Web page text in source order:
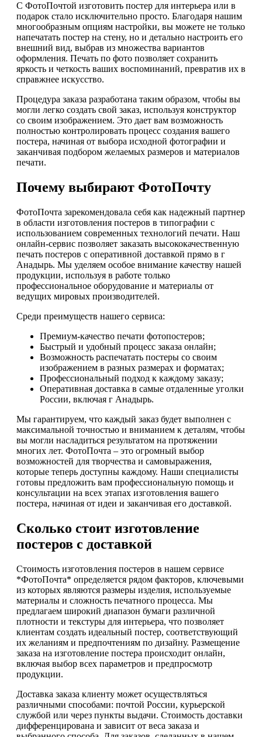
С ФотоПочтой изготовить постер для интерьера или в
подарок стало исключительно просто. Благодаря нашим
многообразным опциям настройки, вы можете не только
напечатать постер на стену, но и детально настроить его
внешний вид, выбрав из множества вариантов
оформления. Печать по фото позволяет сохранить
яркость и четкость ваших воспоминаний, превратив их в
справжнее искусство.
Процедура заказа разработана таким образом, чтобы вы
могли легко создать свой заказ, используя конструктор
со своим изображением. Это дает вам возможность
полностью контролировать процесс создания вашего
постера, начиная от выбора исходной фотографии и
заканчивая подбором желаемых размеров и материалов
печати.
Почему выбирают ФотоПочту
ФотоПочта зарекомендовала себя как надежный партнер
в области изготовления постеров в типографии с
использованием современных технологий печати. Наш
онлайн-сервис позволяет заказать высококачественную
печать постеров с оперативной доставкой прямо в г
Анадырь. Мы уделяем особое внимание качеству нашей
продукции, используя в работе только
профессиональное оборудование и материалы от
ведущих мировых производителей.
Среди преимуществ нашего сервиса:
Премиум-качество печати фотопостеров;
Быстрый и удобный процесс заказа онлайн;
Возможность распечатать постеры со своим
изображением в разных размерах и форматах;
Профессиональный подход к каждому заказу;
Оперативная доставка в самые отдаленные уголки
России, включая г Анадырь.
Мы гарантируем, что каждый заказ будет выполнен с
максимальной точностью и вниманием к деталям, чтобы
вы могли насладиться результатом на протяжении
многих лет. ФотоПочта – это огромный выбор
возможностей для творчества и самовыражения,
которые теперь доступны каждому. Наши специалисты
готовы предложить вам профессиональную помощь и
консультации на всех этапах изготовления вашего
постера, начиная от идеи и заканчивая его доставкой.
Сколько стоит изготовление
постеров с доставкой
Стоимость изготовления постеров в нашем сервисе
*ФотоПочта* определяется рядом факторов, ключевыми
из которых являются размеры изделия, используемые
материалы и сложность печатного процесса. Мы
предлагаем широкий диапазон бумаги различной
плотности и текстуры для интерьера, что позволяет
клиентам создать идеальный постер, соответствующий
их желаниям и предпочтениям по дизайну. Размещение
заказа на изготовление постера происходит онлайн,
включая выбор всех параметров и предпросмотр
продукции.
Доставка заказа клиенту может осуществляться
различными способами: почтой России, курьерской
службой или через пункты выдачи. Стоимость доставки
дифференцирована и зависит от веса заказа и